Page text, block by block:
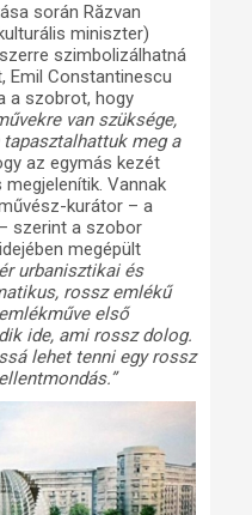
során Răzvan
miniszter)
szimbolizálhatná
Emil Constantinescu
a szobrot, hogy
van szüksége,
meg a
az egymás kezét
Vannak
kurátor – a
szerint a szobor
megépült
urbanisztikai és
rossz emlékű
első
ide, ami rossz dolog.
lehet tenni egy rossz